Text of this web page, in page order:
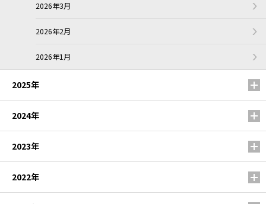
2026年3月
2026年2月
2026年1月
2025年
2024年
2023年
2022年